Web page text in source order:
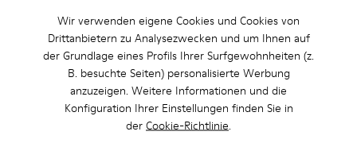
Wir verwenden eigene Cookies und Cookies von
Drittanbietern zu Analysezwecken und um Ihnen auf
der Grundlage eines Profils Ihrer Surfgewohnheiten (z.
B. besuchte Seiten) personalisierte Werbung
anzuzeigen. Weitere Informationen und die
Konfiguration Ihrer Einstellungen finden Sie in
der Cookie-Richtlinie.
Anonymous·vor 4 Jahren
Comodidad
Pesan poco buen agarre diseño alegre. Ideales para teletrabajo con estilo